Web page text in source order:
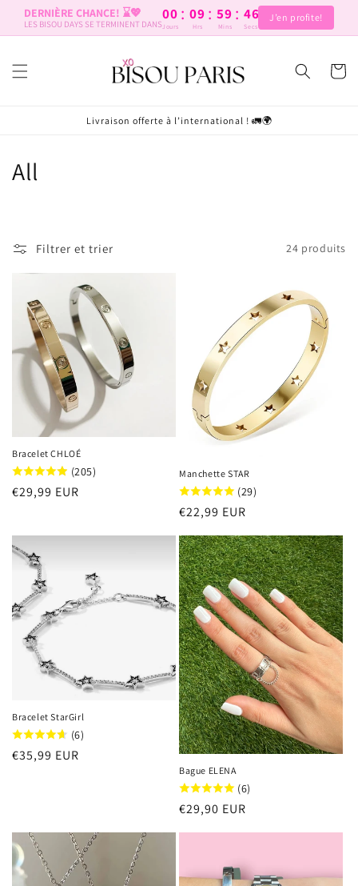
DERNIÈRE CHANCE! ⌛️💖
LES BISOU DAYS SE TERMINENT DANS
00 : 09 : 59 : 46
Jours Hrs Mins Secs
J’en profite!
passer
au
Panier
Livraison offerte à l’international ! 🚛🌍
C
t
n
:
All
Filtrer et trier 24 produits
Bracelet CHLOÉ
(205)
Prix
€29,99 EUR
Manchette STAR
(29)
Prix
€22,99 EUR
Bracelet StarGirl
(6)
Prix
€35,99 EUR
Bague ELENA
(6)
Prix
€29,90 EUR